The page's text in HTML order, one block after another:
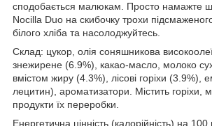
сподобається малюкам. Просто намажте
Nocilla Duo на скибочку трохи
білого хліба та насолоджуйтесь.
Склад: цукор, олія соняшникова
знежирене (6.9%), какао-масло, молоко
вмістом жиру (4.3%), лісові горіхи (3.9%),
лецитин), ароматизатори. Містить горіхи,
продукти їх переробки.
Енергетична цінність (калорійність) на